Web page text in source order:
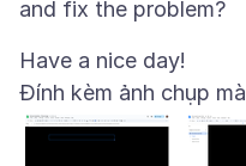
Đính kèm ảnh chụp